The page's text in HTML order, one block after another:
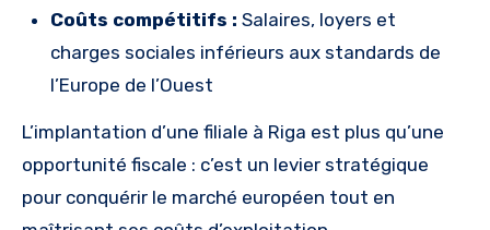
Coûts compétitifs : Salaires, loyers et
charges sociales inférieurs aux standards de
l’Europe de l’Ouest
L’implantation d’une filiale à Riga est plus qu’une
opportunité fiscale : c’est un levier stratégique
pour conquérir le marché européen tout en